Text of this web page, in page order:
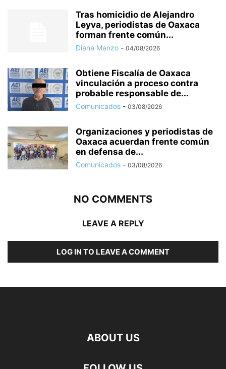
Tras homicidio de Alejandro
Leyva, periodistas de Oaxaca
forman frente común...
Diana Manzo - 04/08/2026
Obtiene Fiscalía de Oaxaca
vinculación a proceso contra
probable responsable de...
Comunicados - 03/08/2026
Organizaciones y periodistas de
Oaxaca acuerdan frente común
en defensa de...
Comunicados - 03/08/2026
NO COMMENTS
LEAVE A REPLY
LOG IN TO LEAVE A COMMENT
ABOUT US